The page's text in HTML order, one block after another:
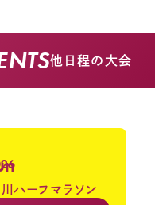
他日程の大会
ハーフマラソン